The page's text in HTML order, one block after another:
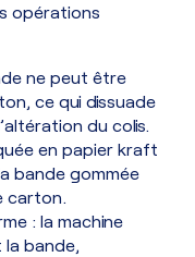
opérations
ne peut être
ce qui dissuade
du colis.
en papier kraft
bande gommée
carton.
: la machine
bande,